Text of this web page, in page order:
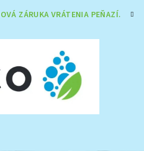
ZÁRUKA VRÁTENIA PEŇAZÍ.